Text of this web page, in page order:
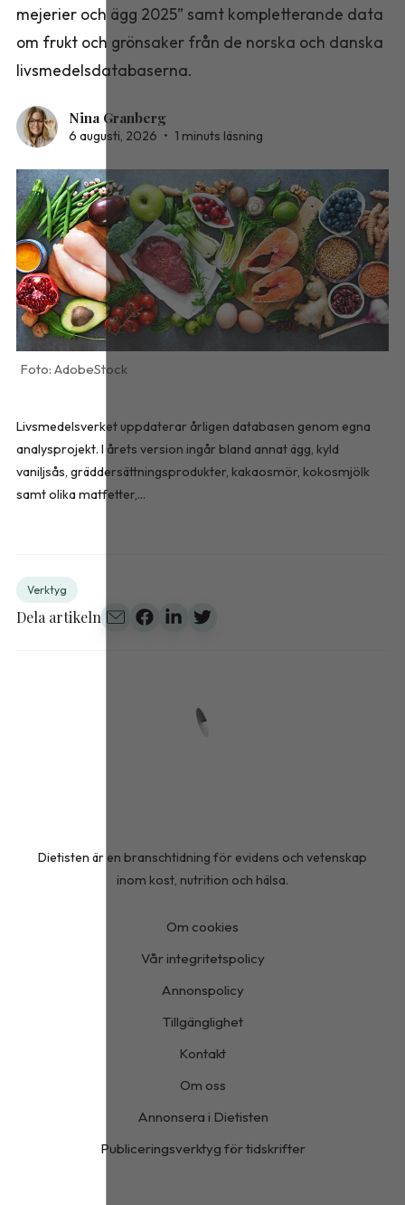
mejerier och ägg 2025” samt kompletterande data
om frukt och grönsaker från de norska och danska
livsmedelsdatabaserna.
Nina Granberg
6 augusti, 2026 • 1 minuts läsning
AdobeStock
Livsmedelsverket uppdaterar årligen databasen genom egna
analysprojekt. I årets version ingår bland annat ägg, kyld
vaniljsås, gräddersättningsprodukter, kakaosmör, kokosmjölk
samt olika matfetter,...
Verktyg
Dela artikeln
Dietisten är en branschtidning för evidens och vetenskap
inom kost, nutrition och hälsa.
Om cookies
Vår integritetspolicy
Annonspolicy
Tillgänglighet
Kontakt
Om oss
Annonsera i Dietisten
Publiceringsverktyg för tidskrifter